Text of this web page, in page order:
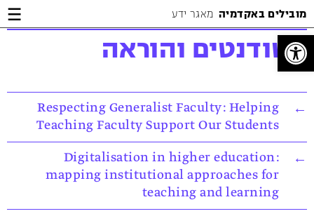
פתח סרגל נגישות
to
Content
to
main
menu
to
footer
מובילים באקדמיה מאגר ידע
סטודנטים והוראה
Respecting Generalist Faculty: Helping
Teaching Faculty Support Our Students
Digitalisation in higher education:
mapping institutional approaches for
teaching and learning